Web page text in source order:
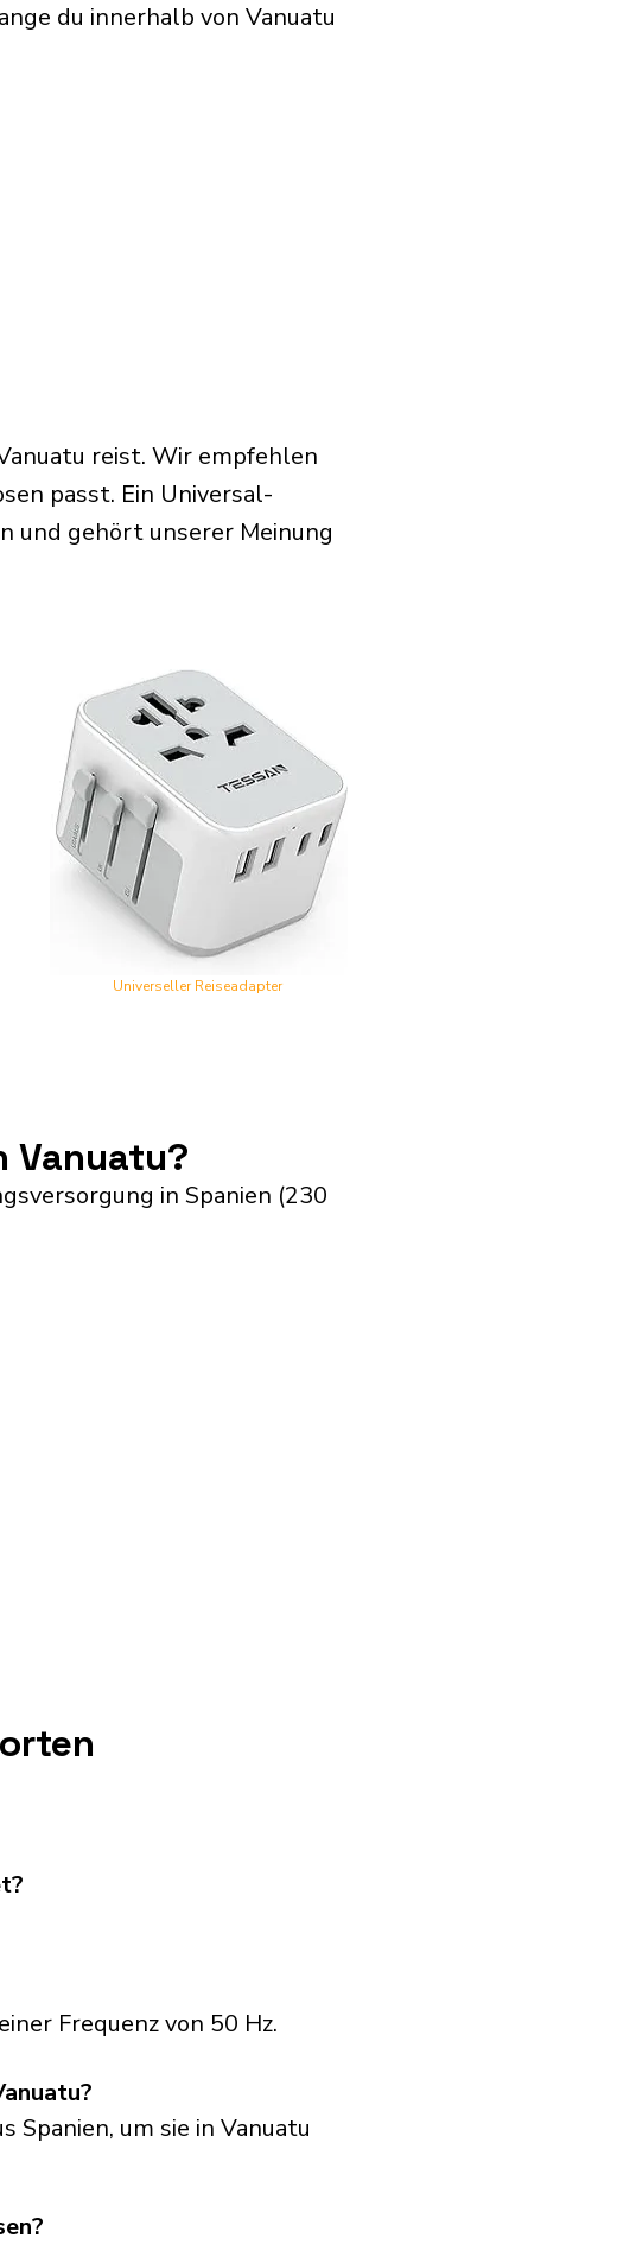
du innerhalb von Vanuatu
reist. Wir empfehlen
passt. Ein Universal-
und gehört unserer Meinung
Universeller Reiseadapter
Vanuatu?
in Spanien (230
Frequenz von 50 Hz.
Spanien, um sie in Vanuatu